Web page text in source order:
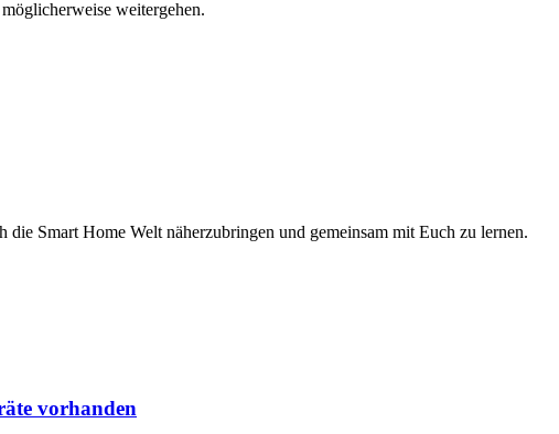
weitergehen.
Smart Home Welt näherzubringen und gemeinsam mit Euch zu lernen.
vorhanden